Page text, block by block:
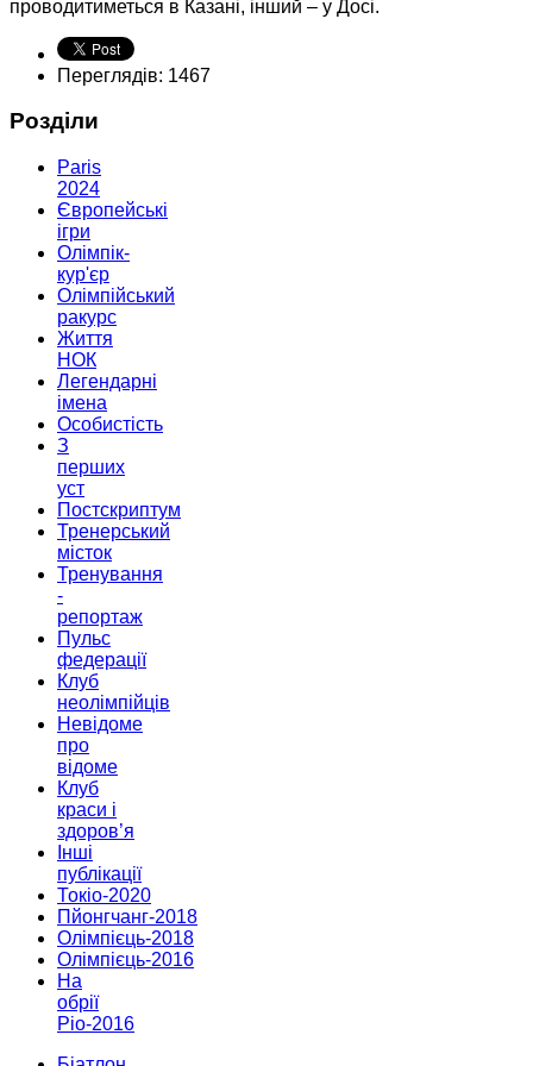
проводитиметься в Казані, інший – у Досі.
Переглядів: 1467
Розділи
Paris
2024
Європейські
ігри
Олімпік-
кур'єр
Олімпійський
ракурс
Життя
НОК
Легендарні
імена
Особистість
З
перших
уст
Постскриптум
Тренерський
місток
Тренування
-
репортаж
Пульс
федерації
Клуб
неолімпійців
Невідоме
про
відоме
Клуб
краси і
здоров’я
Інші
публікації
Токіо-2020
Пйонгчанг-2018
Олімпієць-2018
Олімпієць-2016
На
обрії
Ріо-2016